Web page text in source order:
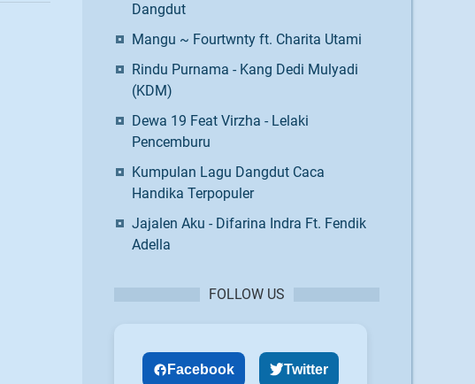
Dangdut
Mangu ~ Fourtwnty ft. Charita Utami
Rindu Purnama - Kang Dedi Mulyadi
(KDM)
Dewa 19 Feat Virzha - Lelaki
Pencemburu
Kumpulan Lagu Dangdut Caca
Handika Terpopuler
Jajalen Aku - Difarina Indra Ft. Fendik
Adella
FOLLOW US
Facebook Twitter